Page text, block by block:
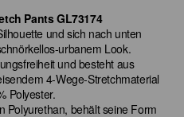
Pants GL73174
und sich nach unten
urbanem Look.
und besteht aus
4-Wege-Stretchmaterial
Polyester.
Polyurethan, behält seine Form